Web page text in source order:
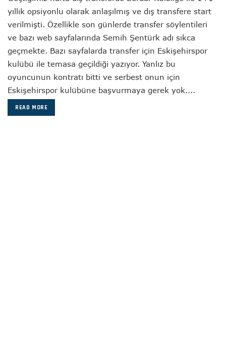
yıllık opsiyonlu olarak anlaşılmış ve dış transfere start
verilmişti. Özellikle son günlerde transfer söylentileri
ve bazı web sayfalarında Semih Şentürk adı sıkca
geçmekte. Bazı sayfalarda transfer için Eskişehirspor
kulübü ile temasa geçildiği yazıyor. Yanlız bu
oyuncunun kontratı bitti ve serbest onun için
Eskişehirspor kulübüne başvurmaya gerek yok....
READ MORE